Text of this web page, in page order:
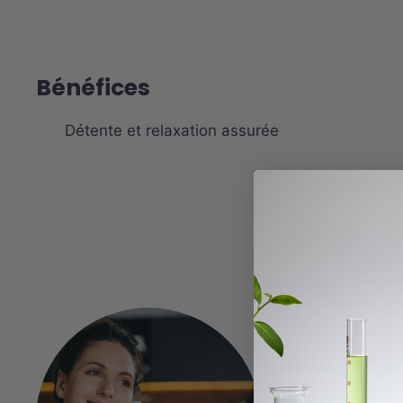
Bénéfices
Détente et relaxation assurée
Conseils